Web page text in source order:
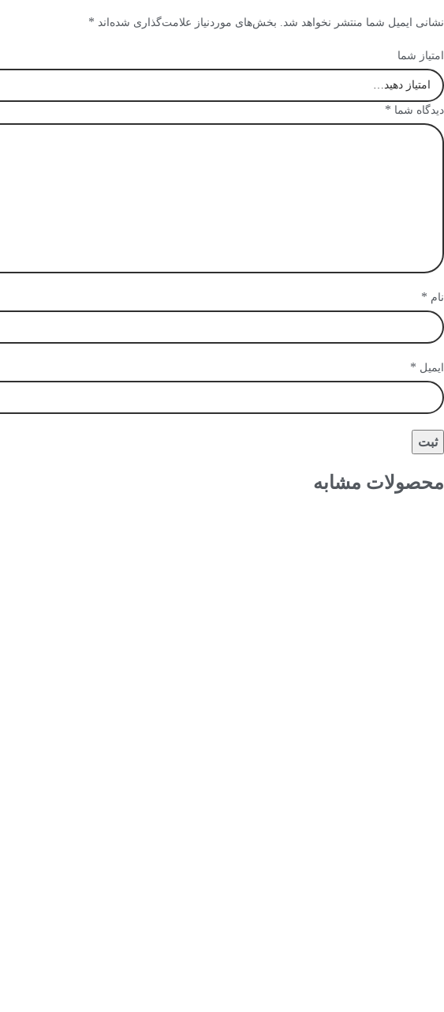
نشانی ایمیل شما منتشر نخواهد شد. بخش‌های موردنیاز علامت‌گذاری شده‌اند *
امتیاز شما
دیدگاه شما *
نام *
ایمیل *
محصولات مشابه